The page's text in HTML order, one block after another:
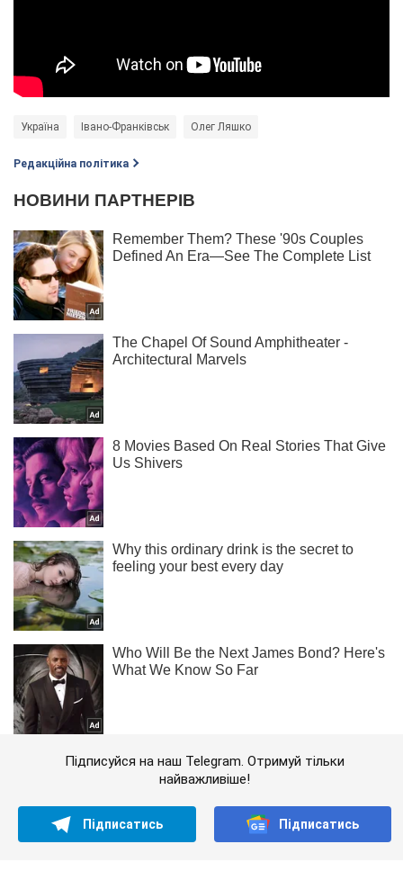
Україна Івано-Франківськ Олег Ляшко
Редакційна політика
Підписуйся на наш Telegram. Отримуй тільки
найважливіше!
Підписатись Підписатись